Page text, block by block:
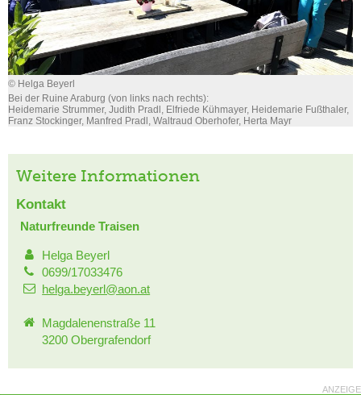
© Helga Beyerl
Bei der Ruine Araburg (von links nach rechts):
Heidemarie Strummer, Judith Pradl, Elfriede Kühmayer, Heidemarie Fußthaler,
Franz Stockinger, Manfred Pradl, Waltraud Oberhofer, Herta Mayr
Weitere Informationen
Kontakt
Naturfreunde Traisen
Helga Beyerl
0699/17033476
helga.beyerl@aon.at
Magdalenenstraße 11
3200 Obergrafendorf
ANZEIGE